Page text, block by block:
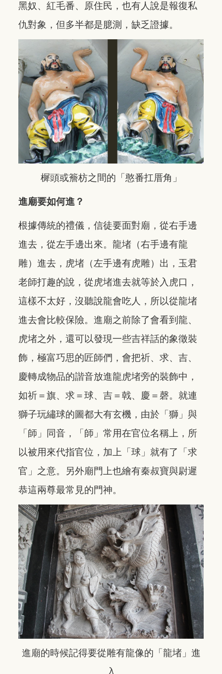
黑奴、紅毛番、原住民，也有人說是報復私
仇對象，但多半都是臆測，缺乏證據。
樨頭或簷枋之間的「憨番扛厝角」
進廟要如何進？
根據傳統的禮儀，信徒要面對廟，從右手邊
進去，從左手邊出來。龍堵（右手邊有龍
雕）進去，虎堵（左手邊有虎雕）出，玉君
老師打趣的說，從虎堵進去就等於入虎口，
這樣不太好，沒聽說龍會吃人，所以從龍堵
進去會比較保險。進廟之前除了會看到龍、
虎堵之外，還可以發現一些吉祥話的象徵裝
飾，極富巧思的匠師們，會把祈、求、吉、
慶轉成物品的諧音放進龍虎堵旁的裝飾中，
如祈＝旗、求＝球、吉＝戟、慶＝磬。就連
獅子玩繡球的圖都大有玄機，由於「獅」與
「師」同音，「師」常用在官位名稱上，所
以被用來代指官位，加上「球」就有了「求
官」之意。另外廟門上也繪有秦叔寶與尉遲
恭這兩尊最常見的門神。
進廟的時候記得要從雕有龍像的「龍堵」進
入